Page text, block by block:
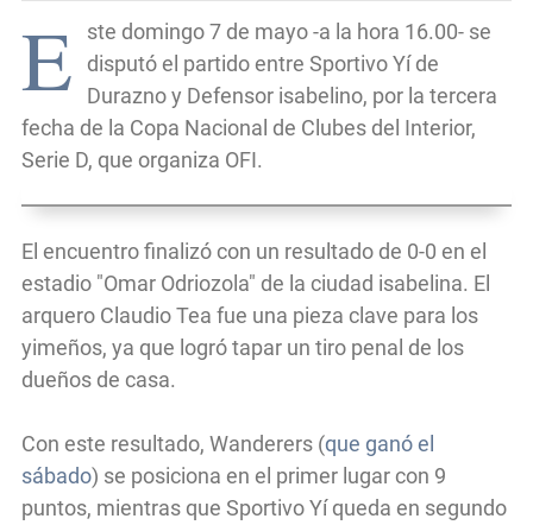
E
ste domingo 7 de mayo -a la hora 16.00- se
disputó el partido entre Sportivo Yí de
Durazno y Defensor isabelino, por la tercera
fecha de la Copa Nacional de Clubes del Interior,
Serie D, que organiza OFI.
El encuentro finalizó con un resultado de 0-0 en el
estadio "Omar Odriozola" de la ciudad isabelina. El
arquero Claudio Tea fue una pieza clave para los
yimeños, ya que logró tapar un tiro penal de los
dueños de casa.
Con este resultado, Wanderers (que ganó el
sábado) se posiciona en el primer lugar con 9
puntos, mientras que Sportivo Yí queda en segundo